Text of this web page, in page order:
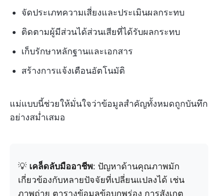
จัดประเภทความเสี่ยงและประเมินผลกระทบ
ติดตามผู้มีส่วนได้ส่วนเสียที่ได้รับผลกระทบ
เก็บรักษาหลักฐานและเอกสาร
สร้างการแจ้งเตือนอัตโนมัติ
แม่แบบนี้ช่วยให้มั่นใจว่าข้อมูลสำคัญทั้งหมดถูกบันทึก
อย่างสม่ำเสมอ
💡 เคล็ดลับมืออาชีพ: ปัญหาด้านคุณภาพมัก
เกี่ยวข้องกับหลายปัจจัยที่เปลี่ยนแปลงได้ เช่น
ภาพถ่าย ตารางข้อมูลข้อบกพร่อง การสังเกต